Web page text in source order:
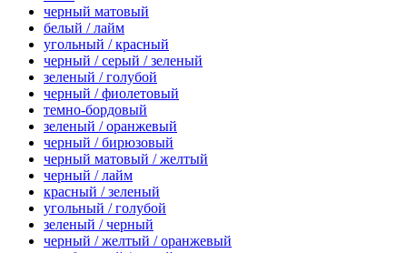
черный матовый
белый / лайм
угольный / красный
черный / серый / зеленый
зеленый / голубой
черный / фиолетовый
темно-бордовый
зеленый / оранжевый
черный / бирюзовый
черный матовый / желтый
черный / лайм
красный / зеленый
угольный / голубой
зеленый / черный
черный / желтый / оранжевый